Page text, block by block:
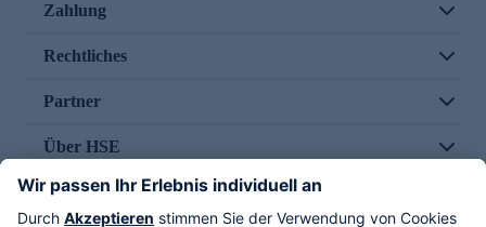
Zahlung
Rechtliches
Partner
Über HSE
Im TV